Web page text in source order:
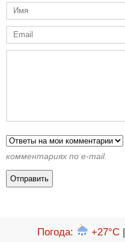
комментариях по e-mail.
Погода: +27°C|